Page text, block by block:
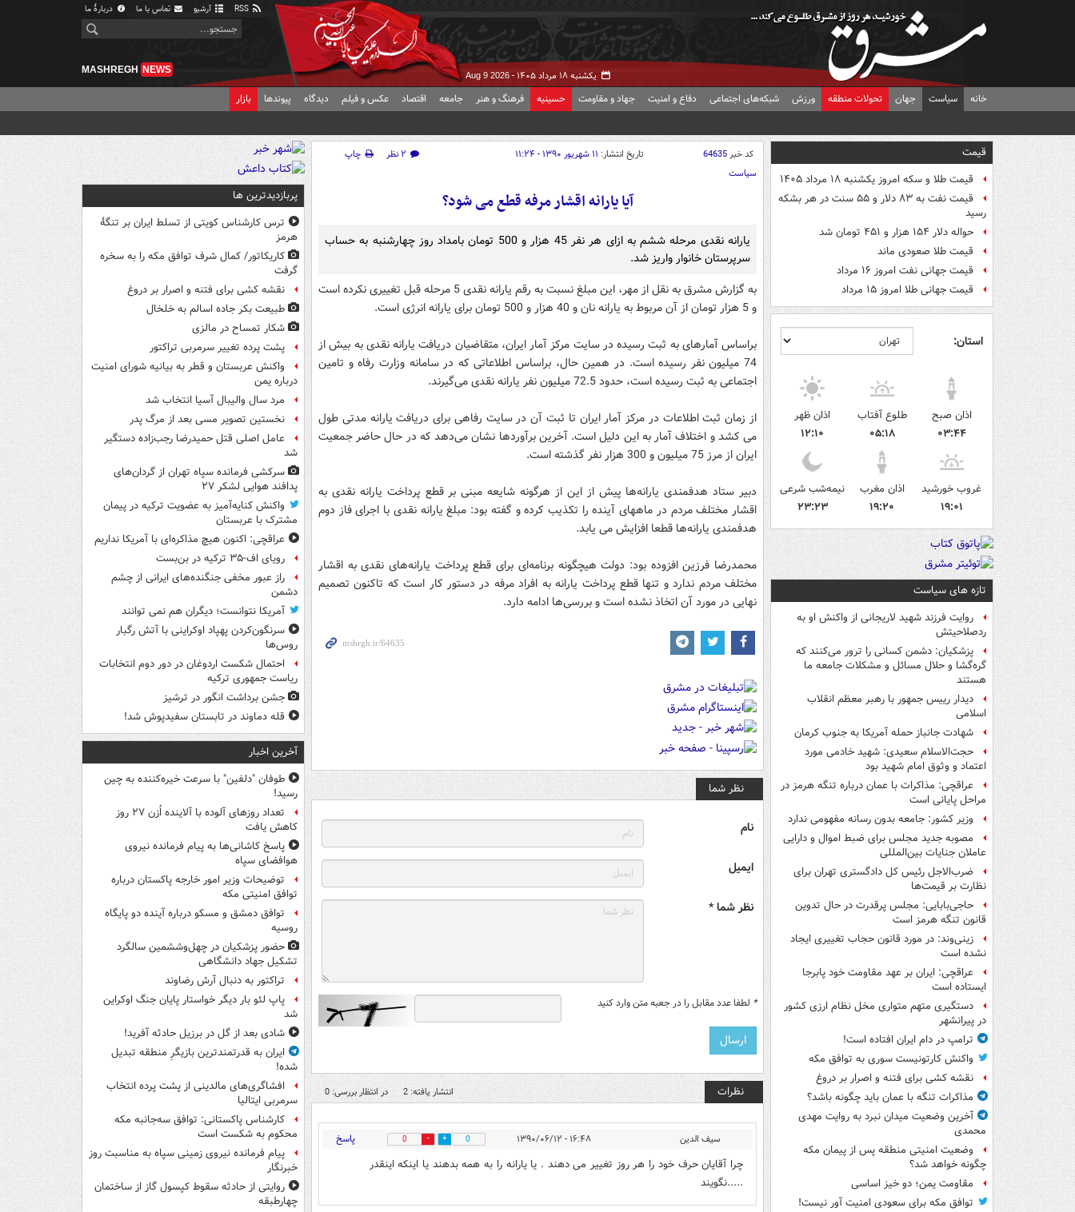
آرشیو تماس با ما دربارهٔ ما
یکشنبه ۱۸ مرداد ۱۴۰۵ - Aug 9 2026
MASHREGH NEWS
خانه سیاست جهان تحولات منطقه ورزش شبکه‌های اجتماعی دفاع و امنیت جهاد و مقاومت حسینیه فرهنگ و هنر جامعه اقتصاد عکس و فیلم دیدگاه پیوندها بازار
قیمت
قیمت طلا و سکه امروز یکشنبه ۱۸ مرداد ۱۴۰۵
قیمت نفت به ۸۳ دلار و ۵۵ سنت در هر بشکه
رسید
حواله دلار ۱۵۴ هزار و ۴۵۱ تومان شد
قیمت طلا صعودی ماند
قیمت جهانی نفت امروز ۱۶ مرداد
قیمت جهانی طلا امروز ۱۵ مرداد
استان:
اذان صبح
۰۳:۴۴
طلوع آفتاب
۰۵:۱۸
اذان ظهر
۱۲:۱۰
غروب خورشید
۱۹:۰۱
اذان مغرب
۱۹:۲۰
نیمه‌شب شرعی
۲۳:۲۳
تازه های سیاست
روایت فرزند شهید لاریجانی از واکنش او به
ردصلاحیتش
پزشکیان: دشمن کسانی را ترور می‌کنند که
گره‌گشا و حلال مسائل و مشکلات جامعه ما
هستند
دیدار رییس جمهور با رهبر معظم انقلاب
اسلامی
شهادت جانباز حمله آمریکا به جنوب کرمان
حجت‌الاسلام سعیدی: شهید خادمی مورد
اعتماد و وثوق امام شهید بود
عراقچی: مذاکرات با عمان درباره تنگه هرمز در
مراحل پایانی است
وزیر کشور: جامعه بدون رسانه مفهومی ندارد
مصوبه جدید مجلس برای ضبط اموال و دارایی
عاملان جنایات بین‌المللی
ضرب‌الاجل رئیس کل دادگستری تهران برای
نظارت بر قیمت‌ها
حاجی‌بابایی: مجلس پرقدرت در حال تدوین
قانون تنگه هرمز است
زینی‌وند: در مورد قانون حجاب تغییری ایجاد
نشده است
عراقچی: ایران بر عهد مقاومت خود پابرجا
ایستاده است
دستگیری متهم متواری مخل نظام ارزی کشور
در پیرانشهر
ترامپ در دام ایران افتاده است!
واکنش کارتونیست سوری به توافق مکه
نقشه کشی برای فتنه و اصرار بر دروغ
مذاکرات تنگه با عمان باید چگونه باشد؟
آخرین وضعیت میدان نبرد به روایت مهدی
محمدی
وضعیت امنیتی منطقه پس از پیمان مکه
چگونه خواهد شد؟
مقاومت یمن؛ دو خیز اساسی
توافق مکه برای سعودی امنیت آور نیست!
کد خبر64635 تاریخ انتشار: ۱۱ شهریور ۱۳۹۰ - ۱۱:۲۴ ۲ نظر
چاپ
سیاست
آیا یارانه اقشار مرفه قطع می شود؟
یارانه نقدی مرحله ششم به ازای هر نفر 45 هزار و 500 تومان بامداد روز چهارشنبه به حساب
سرپرستان خانوار واریز شد.
به گزارش مشرق به نقل از مهر، این مبلغ نسبت به رقم یارانه نقدی 5 مرحله قبل تغییری نکرده است
و 5 هزار تومان از آن مربوط به یارانه نان و 40 هزار و 500 تومان برای یارانه انرژی است.
براساس آمارهای به ثبت رسیده در سایت مرکز آمار ایران، متقاضیان دریافت یارانه نقدی به بیش از
74 میلیون نفر رسیده است. در همین حال، براساس اطلاعاتی که در سامانه وزارت رفاه و تامین
اجتماعی به ثبت رسیده است، حدود 72.5 میلیون نفر یارانه نقدی می‌گیرند.
از زمان ثبت اطلاعات در مرکز آمار ایران تا ثبت آن در سایت رفاهی برای دریافت یارانه مدتی طول
می کشد و اختلاف آمار به این دلیل است. آخرین برآوردها نشان می‌دهد که در حال حاضر جمعیت
ایران از مرز 75 میلیون و 300 هزار نفر گذشته است.
دبیر ستاد هدفمندی یارانه‌ها پیش از این از هرگونه شایعه مبنی بر قطع پرداخت یارانه نقدی به
اقشار مختلف مردم در ماههای آینده را تکذیب کرده و گفته بود: مبلغ یارانه نقدی با اجرای فاز دوم
هدفمندی یارانه‌ها قطعا افزایش می یابد.
محمدرضا فرزین افزوده بود: دولت هیچگونه برنامه‌ای برای قطع پرداخت یارانه‌های نقدی به اقشار
مختلف مردم ندارد و تنها قطع پرداخت یارانه به افراد مرفه در دستور کار است که تاکنون تصمیم
نهایی در مورد آن اتخاذ نشده است و بررسی‌ها ادامه دارد.
نظر شما
نام
ایمیل
نظر شما *
* لطفا عدد مقابل را در جعبه متن وارد کنید
نظرات انتشار یافته: 2 در انتظار بررسی: 0
سیف الدین ۱۶:۴۸ - ۱۳۹۰/۰۶/۱۲ 0
0 پاسخ
چرا آقایان حرف خود را هر روز تغییر می دهند . یا یارانه را به همه بدهند یا اینکه اینقدر
.....نگویند
پربازدیدترین ها
ترس کارشناس کویتی از تسلط ایران بر تنگۀ
هرمز
کاریکاتور/ کمال شرف توافق مکه را به سخره
گرفت
نقشه کشی برای فتنه و اصرار بر دروغ
طبیعت بکر جاده اسالم به خلخال
شکار تمساح در مالزی
پشت پرده تغییر سرمربی تراکتور
واکنش عربستان و قطر به بیانیه شورای امنیت
درباره یمن
مرد سال والیبال آسیا انتخاب شد
نخستین تصویر مسی بعد از مرگ پدر
عامل اصلی قتل حمیدرضا رجب‌زاده دستگیر
شد
سرکشی فرمانده سپاه تهران از گردان‌های
پدافند هوایی لشکر ۲۷
واکنش کنایه‌آمیز به عضویت ترکیه در پیمان
مشترک با عربستان
عراقچی: اکنون هیچ مذاکره‌ای با آمریکا نداریم
رویای اف-۳۵ ترکیه در بن‌بست
راز عبور مخفی جنگنده‌های ایرانی از چشم
دشمن
آمریکا نتوانست؛ دیگران هم نمی توانند
سرنگون‌کردن پهپاد اوکراینی با آتش رگبار
روس‌ها
احتمال شکست اردوغان در دور دوم انتخابات
ریاست جمهوری ترکیه
جشن برداشت انگور در ترشیز
قله دماوند در تابستان سفیدپوش شد!
آخرین اخبار
طوفان "دلفین" با سرعت خیره‌کننده به چین
رسید!
تعداد روزهای آلوده با آلاینده اُزن ۲۷ روز
کاهش یافت
پاسخ کاشانی‌ها به پیام فرمانده نیروی
هوافضای سپاه
توضیحات وزیر امور خارجه پاکستان درباره
توافق امنیتی مکه
توافق دمشق و مسکو درباره آینده دو پایگاه
روسیه
حضور پزشکیان در چهل‌وششمین سالگرد
تشکیل جهاد دانشگاهی
تراکتور به دنبال آرش رضاوند
پاپ لئو بار دیگر خواستار پایان جنگ اوکراین
شد
شادی بعد از گل در برزیل حادثه آفرید!
ایران به قدرتمندترین بازیگرِ منطقه تبدیل
شده!
افشاگری‌های مالدینی از پشت پرده انتخاب
سرمربی ایتالیا
کارشناس پاکستانی: توافق سه‌جانبه مکه
محکوم به شکست است
پیام فرمانده نیروی زمینی سپاه به مناسبت روز
خبرنگار
روایتی از حادثه سقوط کپسول گاز از ساختمان
چهارطبقه